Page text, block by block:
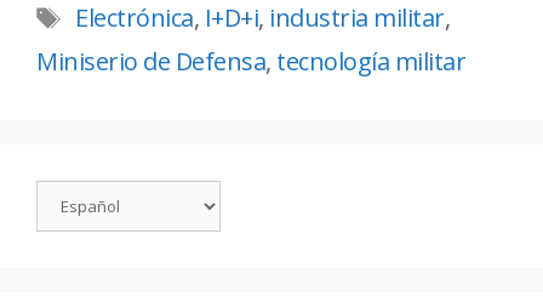
Electrónica, I+D+i, industria militar,
Miniserio de Defensa, tecnología militar